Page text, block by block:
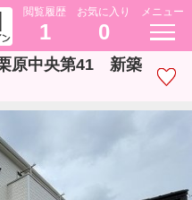
閲覧履歴
1
お気に入り
0
メニュー
原中央第41 新築